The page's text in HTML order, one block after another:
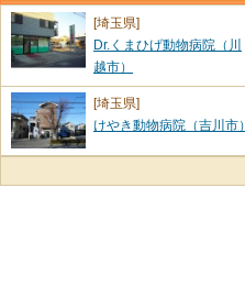
[埼玉県]
Dr.くまひげ動物病院（川
越市）
[埼玉県]
けやき動物病院（吉川市）